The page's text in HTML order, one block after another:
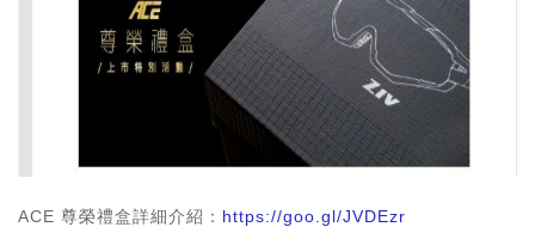
ACE 尊榮禮盒詳細介紹： https://goo.gl/JVDEzr